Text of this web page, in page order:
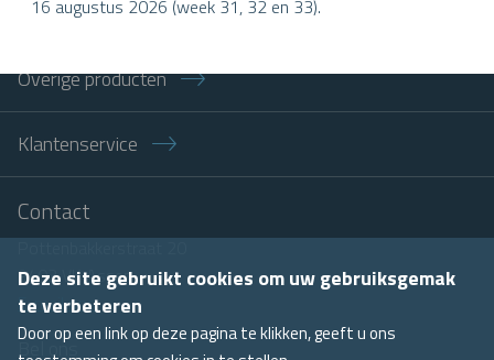
Dakgoten
Overige producten
Klantenservice
Contact
9403 VK Assen
E-mail ons
Bel ons
16 augustus 2026 (week 31, 32 en 33).
Deze site gebruikt cookies om uw gebruiksgemak
te verbeteren
Door op een link op deze pagina te klikken, geeft u ons